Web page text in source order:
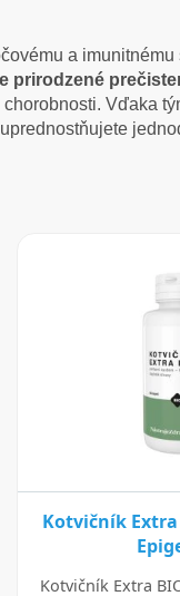
a imunitnému
prirodzené
Vďaka